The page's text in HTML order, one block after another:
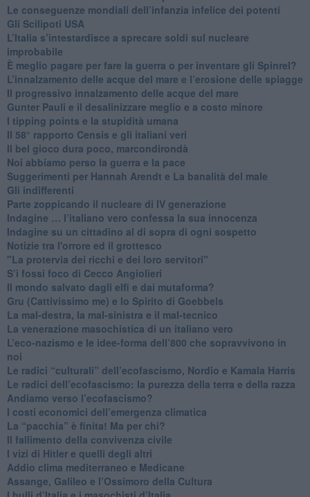
Le conseguenze mondiali dell’infanzia infelice dei potenti
​Gli Scilipoti USA
L’Italia s’intestardisce a sprecare soldi sul nucleare
improbabile
È meglio pagare per fare la guerra o per inventare gli Spinrel?
​L’innalzamento delle acque del mare e l’erosione delle spiagge
​Il progressivo innalzamento delle acque del mare
​Gunter Pauli e il desalinizzare meglio e a costo minore
I tipping points e la stupidità umana
​Il 58° rapporto Censis e gli italiani veri
​Il bel gioco dura poco, marcondirondà
Noi abbiamo perso la guerra e la pace
Suggerimenti per Hannah Arendt e La banalità del male
​Gli indifferenti
Parte zoppicando il nucleare di IV generazione
​Indagine … l’italiano vero confessa la sua innocenza
Indagine su un cittadino al di sopra di ogni sospetto
Notizie tra l'orrore ed il grottesco
"La protervia dei ricchi e dei loro servitori"
S’i fossi foco di Cecco Angiolieri
​Il mondo salvato dagli elfi e dai mutaforma?
Gru (Cattivissimo me) e lo Spirito di Goebbels
​La mal-destra, la mal-sinistra e il mal-tecnico
​La venerazione masochistica di un italiano vero
​L’eco-nazismo e le idee-forma dell’800 che sopravvivono in
noi
​Le radici “culturali” dell’ecofascismo, Nordio e Kamala Harris
Le radici dell’ecofascismo: la purezza della terra e della razza
Andiamo verso l’ecofascismo?
I costi economici dell’emergenza climatica
​La “pacchia” è finita! Ma per chi?
​Il fallimento della convivenza civile
​I vizi di Hitler e quelli degli altri
Addio clima mediterraneo e Medicane
​Assange, Galileo e l’Ossimoro della Cultura